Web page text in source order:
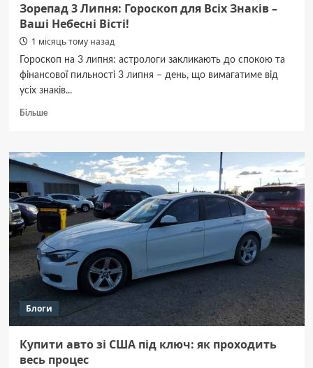
Зорепад 3 Липня: Гороскоп для Всіх Знаків –
Ваші Небесні Вісті!
1 місяць тому назад
Гороскоп на 3 липня: астрологи закликають до спокою та
фінансової пильності 3 липня – день, що вимагатиме від
усіх знаків...
БільшеДокладніше
3
Липня:
Гороскоп
Всіх
Знаків
Ваші
Небесні
Блоги
Купити авто зі США під ключ: як проходить
весь процес